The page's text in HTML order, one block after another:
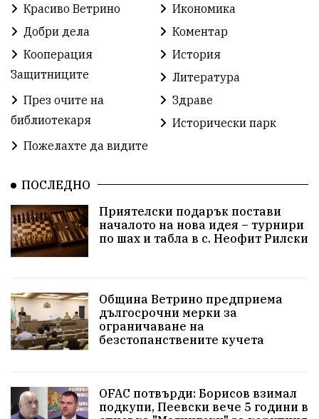
Партия "Величие" Здраве
СУ „Христо Ботев“ – Ветрино Вълчи дол
Предстоящи Доброволчески дейности
Забавления Второ българско царство
Храна от село Лична инициатива
Здравословно Изкуство Заедно за България
Актуално Образователно
Красиво Ветрино защитниците
Детски лагер Вяра Евроатлантизъм
Народно читалище Изобразително изкуство
Красиво Ветрино
Икономика
Добри дела
Коментар
Кооперация
Защитниците
История
Литература
През очите на
библиотекаря
Здраве
Исторически парк
Пожелахте да видите
ПОСЛЕДНО
Приятелски подарък постави
началото на нова идея – турнири
по шах и табла в с. Неофит Рилски
Община Ветрино предприема
дългосрочни мерки за
ограничаване на
безстопанствените кучета
OFAC потвърди: Борисов взимал
подкупи, Пеевски вече 5 години в